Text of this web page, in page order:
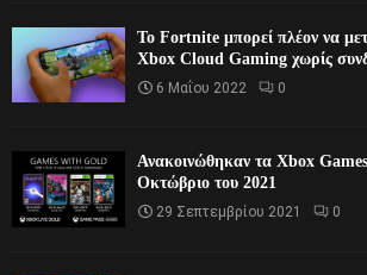
Το Fortnite μπορεί πλέον να
Xbox Cloud Gaming χωρίς
6 Μαΐου 2022 0
Ανακοινώθηκαν τα Xbox
Οκτώβριο του 2021
29 Σεπτεμβρίου 2021 0